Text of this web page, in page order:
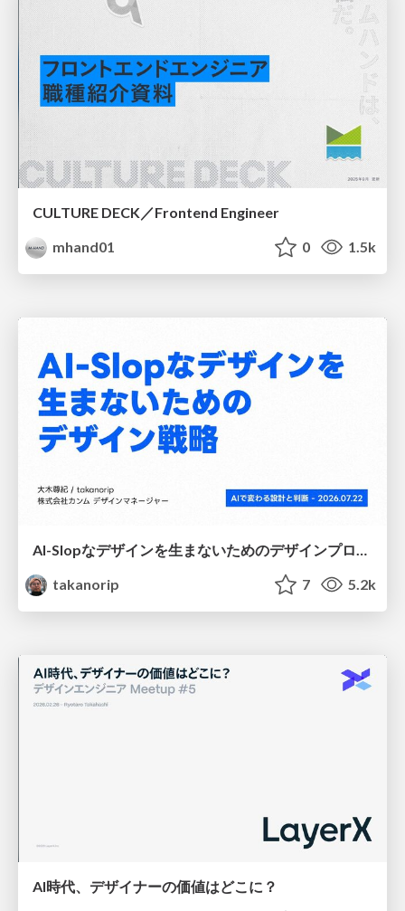
CULTURE DECK／Frontend Engineer
mhand01
0 1.5k
takanorip
7 5.2k
AI時代、デザイナーの価値はどこに？